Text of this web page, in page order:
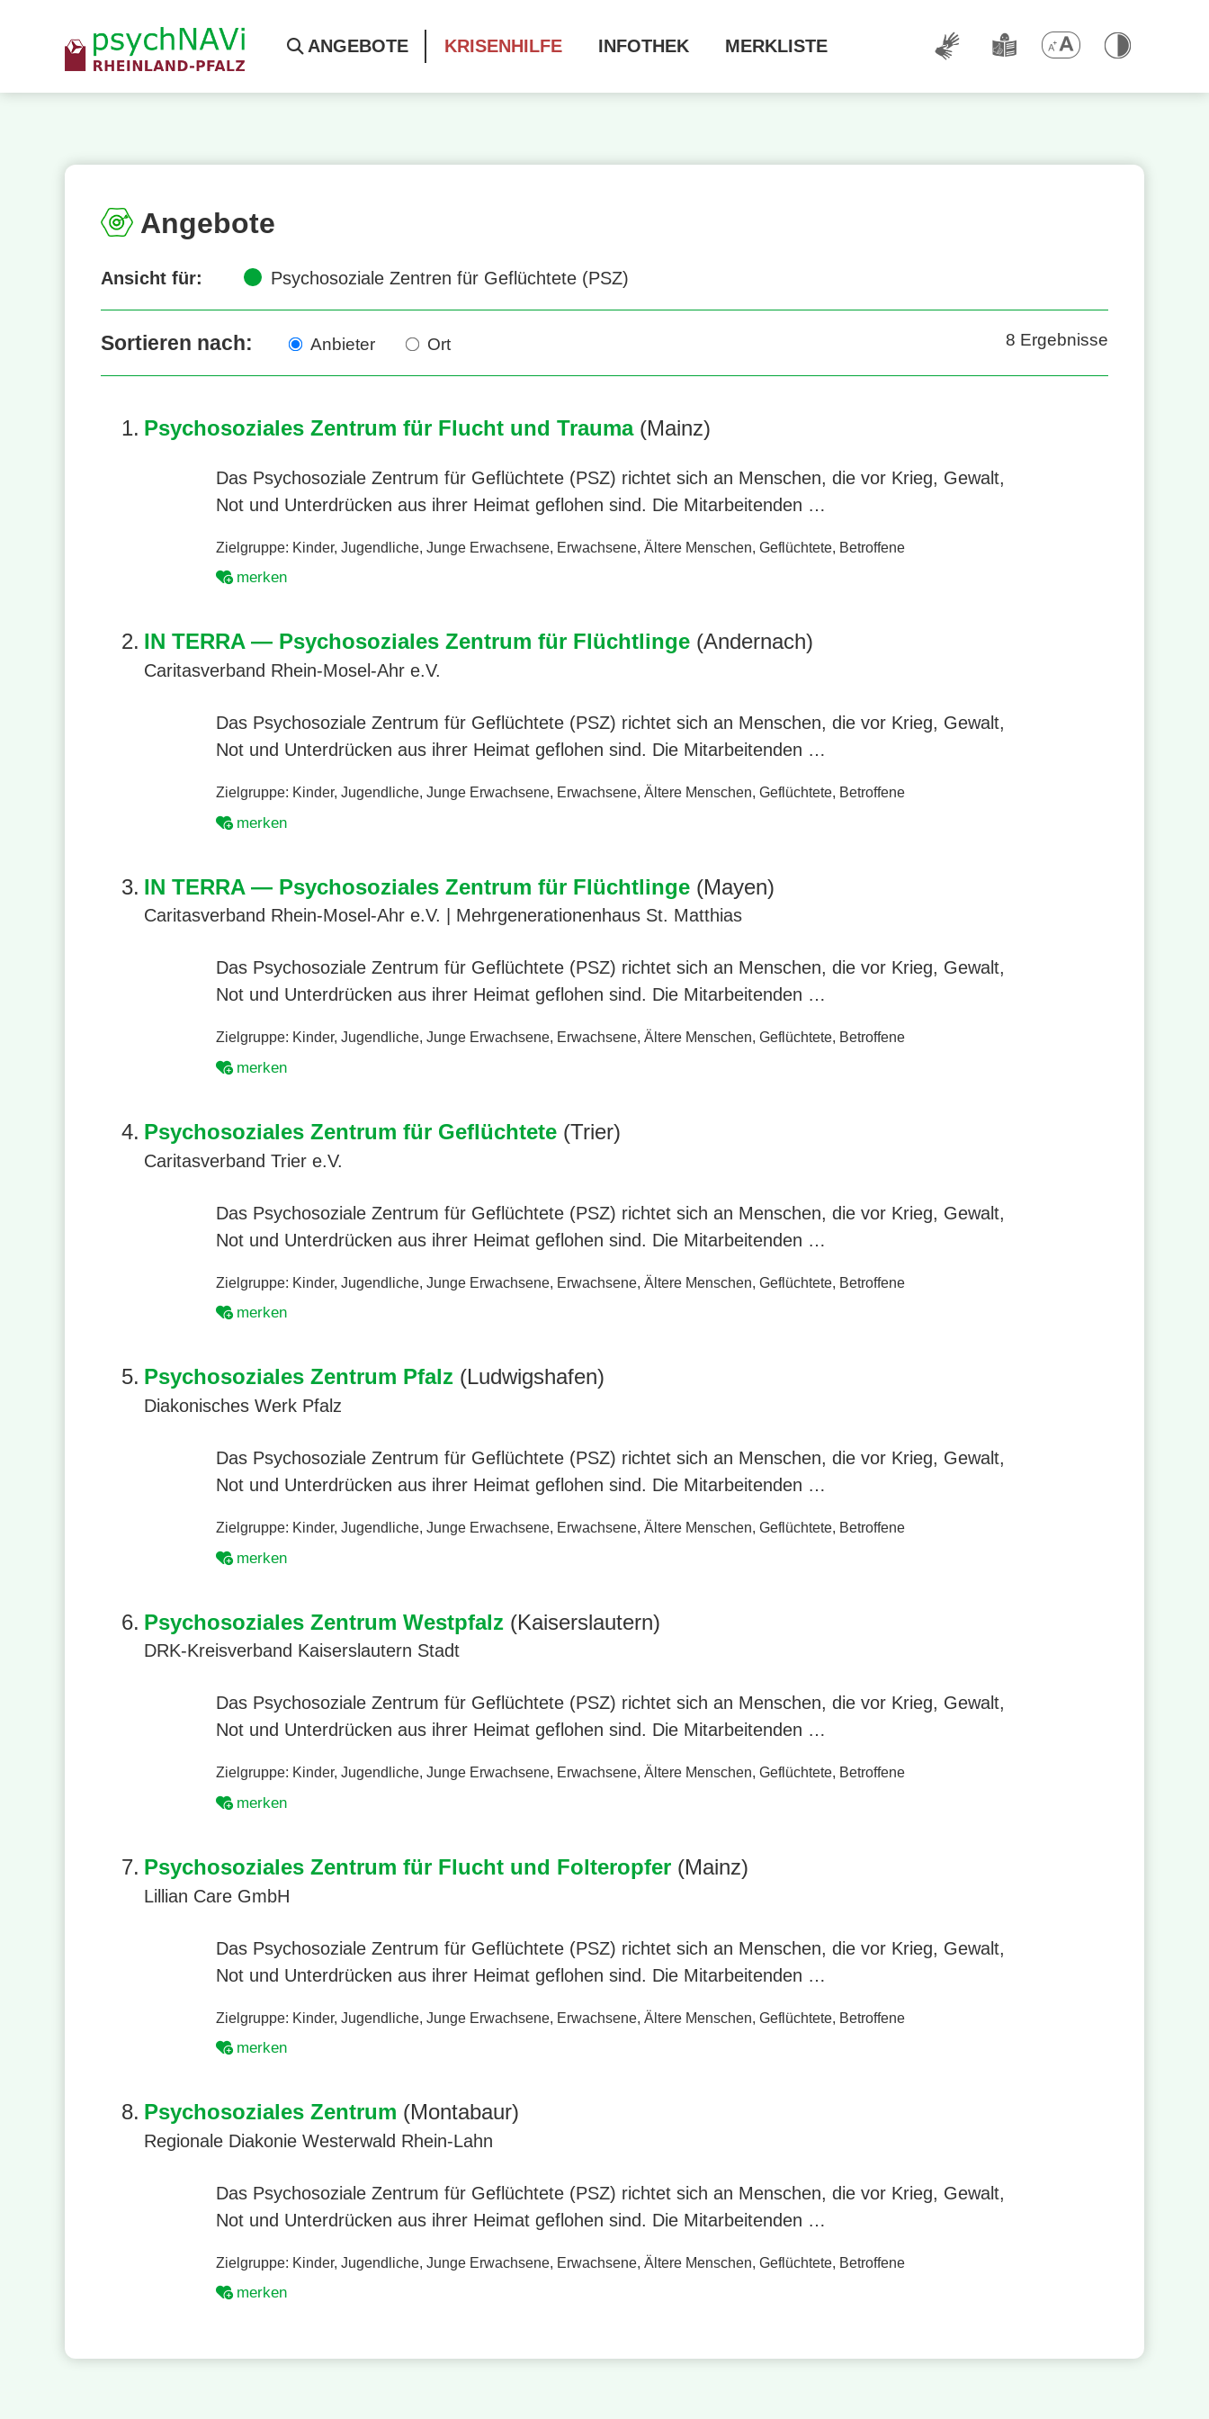
ANGEBOTE KRISENHILFE INFOTHEK MERKLISTE
Angebote
Ansicht für: Psychosoziale Zentren für Geflüchtete (PSZ)
Sortieren nach: Anbieter Ort 8 Ergebnisse
1. Psychosoziales Zentrum für Flucht und Trauma(Mainz)
Das Psychosoziale Zentrum für Geflüchtete (PSZ) richtet sich an Menschen, die vor Krieg, Gewalt,
Not und Unterdrücken aus ihrer Heimat geflohen sind. Die Mitarbeitenden …
Zielgruppe: Kinder, Jugendliche, Junge Erwachsene, Erwachsene, Ältere Menschen, Geflüchtete, Betroffene
merken
2. IN TERRA — Psychosoziales Zentrum für Flüchtlinge (Andernach)
Caritasverband Rhein-Mosel-Ahr e.V.
Das Psychosoziale Zentrum für Geflüchtete (PSZ) richtet sich an Menschen, die vor Krieg, Gewalt,
Not und Unterdrücken aus ihrer Heimat geflohen sind. Die Mitarbeitenden …
Zielgruppe: Kinder, Jugendliche, Junge Erwachsene, Erwachsene, Ältere Menschen, Geflüchtete, Betroffene
merken
3. IN TERRA — Psychosoziales Zentrum für Flüchtlinge (Mayen)
Caritasverband Rhein-Mosel-Ahr e.V. | Mehrgenerationenhaus St. Matthias
Das Psychosoziale Zentrum für Geflüchtete (PSZ) richtet sich an Menschen, die vor Krieg, Gewalt,
Not und Unterdrücken aus ihrer Heimat geflohen sind. Die Mitarbeitenden …
Zielgruppe: Kinder, Jugendliche, Junge Erwachsene, Erwachsene, Ältere Menschen, Geflüchtete, Betroffene
merken
4. Psychosoziales Zentrum für Geflüchtete (Trier)
Caritasverband Trier e.V.
Das Psychosoziale Zentrum für Geflüchtete (PSZ) richtet sich an Menschen, die vor Krieg, Gewalt,
Not und Unterdrücken aus ihrer Heimat geflohen sind. Die Mitarbeitenden …
Zielgruppe: Kinder, Jugendliche, Junge Erwachsene, Erwachsene, Ältere Menschen, Geflüchtete, Betroffene
merken
5. Psychosoziales Zentrum Pfalz (Ludwigshafen)
Diakonisches Werk Pfalz
Das Psychosoziale Zentrum für Geflüchtete (PSZ) richtet sich an Menschen, die vor Krieg, Gewalt,
Not und Unterdrücken aus ihrer Heimat geflohen sind. Die Mitarbeitenden …
Zielgruppe: Kinder, Jugendliche, Junge Erwachsene, Erwachsene, Ältere Menschen, Geflüchtete, Betroffene
merken
6. Psychosoziales Zentrum Westpfalz (Kaiserslautern)
DRK-Kreisverband Kaiserslautern Stadt
Das Psychosoziale Zentrum für Geflüchtete (PSZ) richtet sich an Menschen, die vor Krieg, Gewalt,
Not und Unterdrücken aus ihrer Heimat geflohen sind. Die Mitarbeitenden …
Zielgruppe: Kinder, Jugendliche, Junge Erwachsene, Erwachsene, Ältere Menschen, Geflüchtete, Betroffene
merken
7. Psychosoziales Zentrum für Flucht und Folteropfer (Mainz)
Lillian Care GmbH
Das Psychosoziale Zentrum für Geflüchtete (PSZ) richtet sich an Menschen, die vor Krieg, Gewalt,
Not und Unterdrücken aus ihrer Heimat geflohen sind. Die Mitarbeitenden …
Zielgruppe: Kinder, Jugendliche, Junge Erwachsene, Erwachsene, Ältere Menschen, Geflüchtete, Betroffene
merken
8. Psychosoziales Zentrum (Montabaur)
Regionale Diakonie Westerwald Rhein-Lahn
Das Psychosoziale Zentrum für Geflüchtete (PSZ) richtet sich an Menschen, die vor Krieg, Gewalt,
Not und Unterdrücken aus ihrer Heimat geflohen sind. Die Mitarbeitenden …
Zielgruppe: Kinder, Jugendliche, Junge Erwachsene, Erwachsene, Ältere Menschen, Geflüchtete, Betroffene
merken